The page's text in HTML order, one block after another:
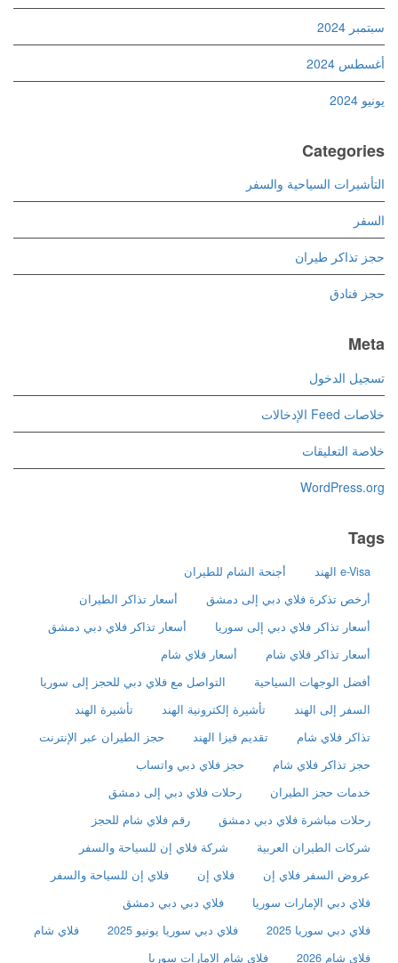
سبتمبر 2024
أغسطس 2024
يونيو 2024
Categories
التأشيرات السياحية والسفر
السفر
حجز تذاكر طيران
حجز فنادق
Meta
تسجيل الدخول
خلاصات Feed الإدخالات
خلاصة التعليقات
WordPress.org
Tags
e-Visa الهند
أجنحة الشام للطيران
أرخص تذكرة فلاي دبي إلى دمشق
أسعار تذاكر الطيران
أسعار تذاكر فلاي دبي إلى سوريا
أسعار تذاكر فلاي دبي دمشق
أسعار تذاكر فلاي شام
أسعار فلاي شام
أفضل الوجهات السياحية
التواصل مع فلاي دبي للحجز إلى سوريا
السفر إلى الهند
تأشيرة إلكترونية الهند
تأشيرة الهند
تذاكر فلاي شام
تقديم فيزا الهند
حجز الطيران عبر الإنترنت
حجز تذاكر فلاي شام
حجز فلاي دبي واتساب
خدمات حجز الطيران
رحلات فلاي دبي إلى دمشق
رحلات مباشرة فلاي دبي دمشق
رقم فلاي شام للحجز
شركات الطيران العربية
شركة فلاي إن للسياحة والسفر
عروض السفر فلاي إن
فلاي إن
فلاي إن للسياحة والسفر
فلاي دبي الإمارات سوريا
فلاي دبي دبي دمشق
فلاي دبي سوريا 2025
فلاي دبي سوريا يونيو 2025
فلاي شام
فلاي شام 2026
فلاي شام الإمارات سوريا